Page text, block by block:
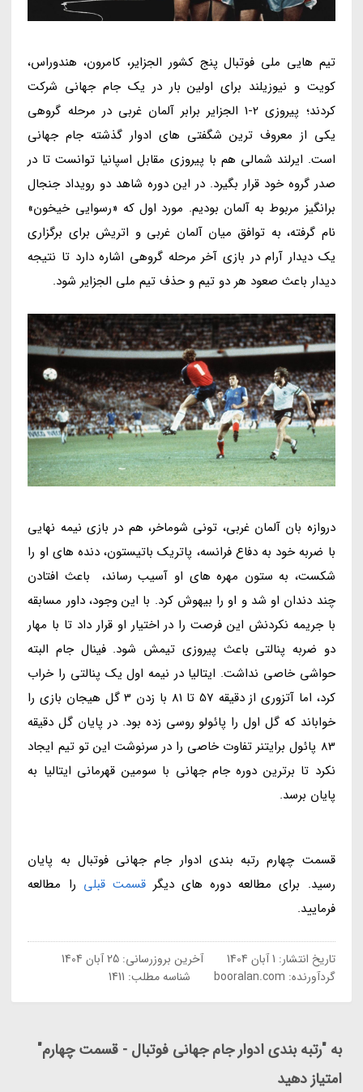
تیم هایی ملی فوتبال پنج کشور الجزایر، کامرون، هندوراس،
کویت و نیوزیلند برای اولین بار در یک جام جهانی شرکت
کردند؛ پیروزی 2-1 الجزایر برابر آلمان غربی در مرحله گروهی
یکی از معروف ترین شگفتی های ادوار گذشته جام جهانی
است. ایرلند شمالی هم با پیروزی مقابل اسپانیا توانست تا در
صدر گروه خود قرار بگیرد. در این دوره شاهد دو رویداد جنجال
برانگیز مربوط به آلمان بودیم. مورد اول که «رسوایی خیخون»
نام گرفته، به توافق میان آلمان غربی و اتریش برای برگزاری
یک دیدار آرام در بازی آخر مرحله گروهی اشاره دارد تا نتیجه
دیدار باعث صعود هر دو تیم و حذف تیم ملی الجزایر شود.
دروازه بان آلمان غربی، تونی شوماخر، هم در بازی نیمه نهایی
با ضربه خود به دفاع فرانسه، پاتریک باتیستون، دنده های او را
شکست، به ستون مهره های او آسیب رساند، باعث افتادن
چند دندان او شد و او را بیهوش کرد. با این وجود، داور مسابقه
با جریمه نکردنش این فرصت را در اختیار او قرار داد تا با مهار
دو ضربه پنالتی باعث پیروزی تیمش شود. فینال جام البته
حواشی خاصی نداشت. ایتالیا در نیمه اول یک پنالتی را خراب
کرد، اما آتزوری از دقیقه 57 تا 81 با زدن 3 گل هیجان بازی را
خواباند که گل اول را پائولو روسی زده بود. در پایان گل دقیقه
83 پائول برایتنر تفاوت خاصی را در سرنوشت این تو تیم ایجاد
نکرد تا برترین دوره جام جهانی با سومین قهرمانی ایتالیا به
پایان برسد.
قسمت چهارم رتبه بندی ادوار جام جهانی فوتبال به پایان
رسید. برای مطالعه دوره های دیگرقسمت قبلی را مطالعه
فرمایید.
تاریخ انتشار: 1 آبان 1404 آخرین بروزرسانی:25 آبان 1404
گردآورنده: booralan.com شناسه مطلب: 1411
به "رتبه بندی ادوار جام جهانی فوتبال - قسمت چهارم"
امتیاز دهید